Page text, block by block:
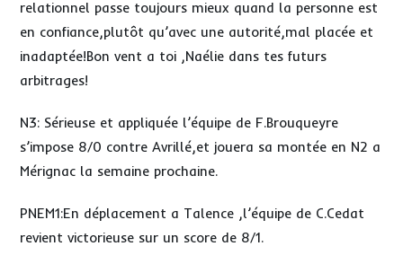
relationnel passe toujours mieux quand la personne est
en confiance,plutôt qu’avec une autorité,mal placée et
inadaptée!Bon vent a toi ,Naélie dans tes futurs
arbitrages!
N3: Sérieuse et appliquée l’équipe de F.Brouqueyre
s’impose 8/0 contre Avrillé,et jouera sa montée en N2 a
Mérignac la semaine prochaine.
PNEM1:En déplacement a Talence ,l’équipe de C.Cedat
revient victorieuse sur un score de 8/1.